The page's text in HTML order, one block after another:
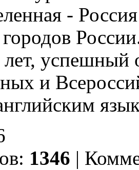
-
успешный
и
1346 |